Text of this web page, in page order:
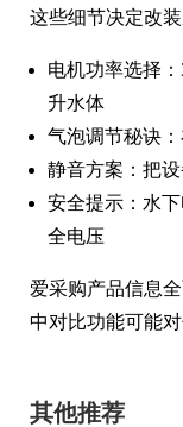
这些细节决定改装
电机功率选择
升水体
气泡调节秘诀
静音方案：把
安全提示：水
全电压
爱采购产品信息
中对比功能可能
其他推荐